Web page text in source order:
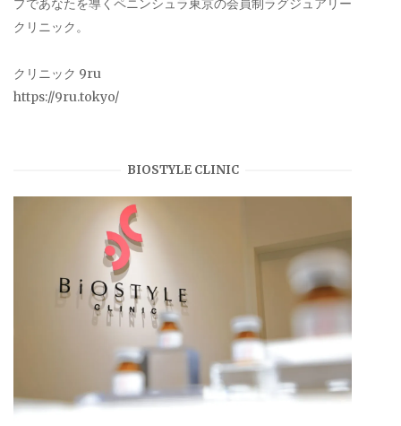
プであなたを導くペニンシュラ東京の会員制ラグジュアリー
クリニック。
クリニック 9ru
https://9ru.tokyo/
BIOSTYLE CLINIC